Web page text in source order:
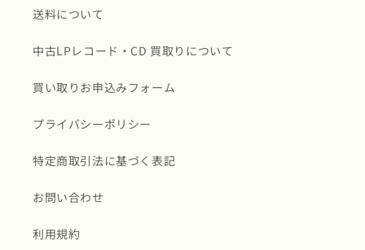
送料について
中古LPレコード・CD 買取りについて
買い取りお申込みフォーム
プライバシーポリシー
特定商取引法に基づく表記
お問い合わせ
利用規約